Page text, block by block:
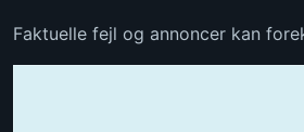
Faktuelle fejl og annoncer kan